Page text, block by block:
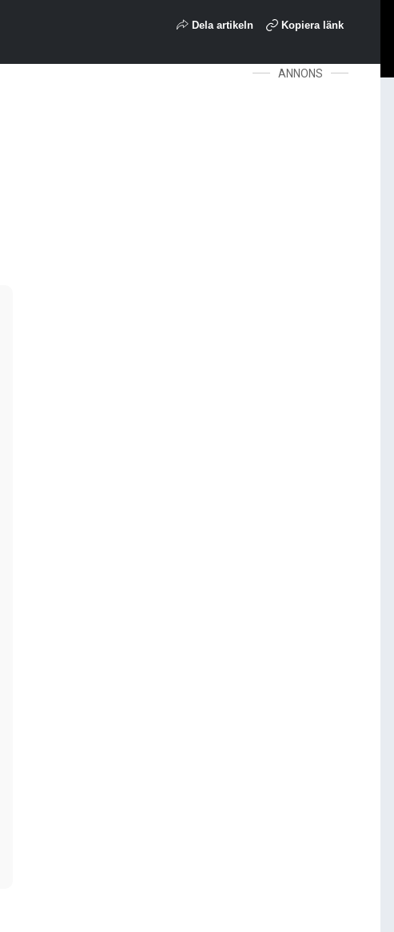
Dela artikeln Kopiera länk
ANNONS